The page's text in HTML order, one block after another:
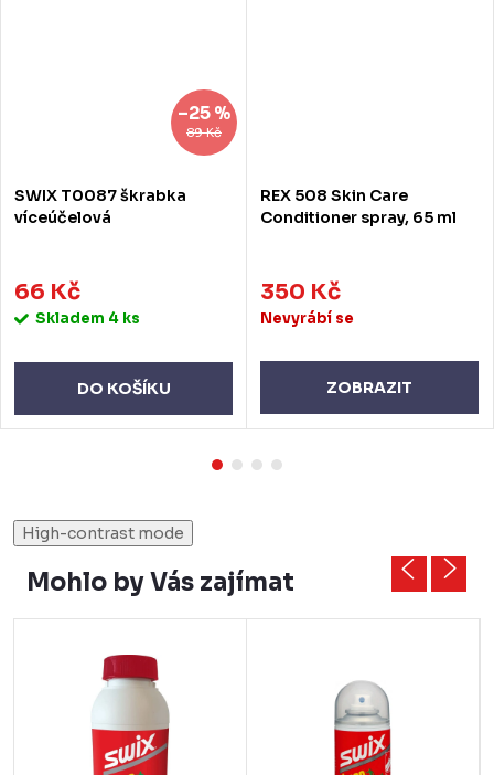
89 Kč
–25 %
SWIX T0087 škrabka
víceúčelová
66 Kč
Skladem 4 ks
DO KOŠÍKU
REX 508 Skin Care
Conditioner spray, 65 ml
350 Kč
Nevyrábí se
ZOBRAZIT
High-contrast mode
Mohlo by Vás zajímat